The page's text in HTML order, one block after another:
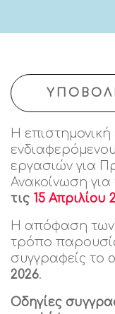
Η
εργασιών για
Ανακοίνωση για
τις 15 Απριλίου
Η απόφαση των
τρόπο
συγγραφείς το
2026.
Οδηγίες